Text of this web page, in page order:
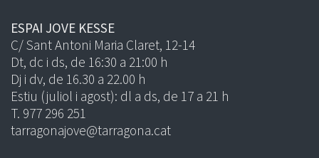
ESPAI JOVE KESSE
C/ Sant Antoni Maria Claret, 12-14
Dt, dc i ds, de 16:30 a 21:00 h
Dj i dv, de 16.30 a 22.00 h
Estiu (juliol i agost): dl a ds, de 17 a 21 h
T. 977 296 251
tarragonajove@tarragona.cat